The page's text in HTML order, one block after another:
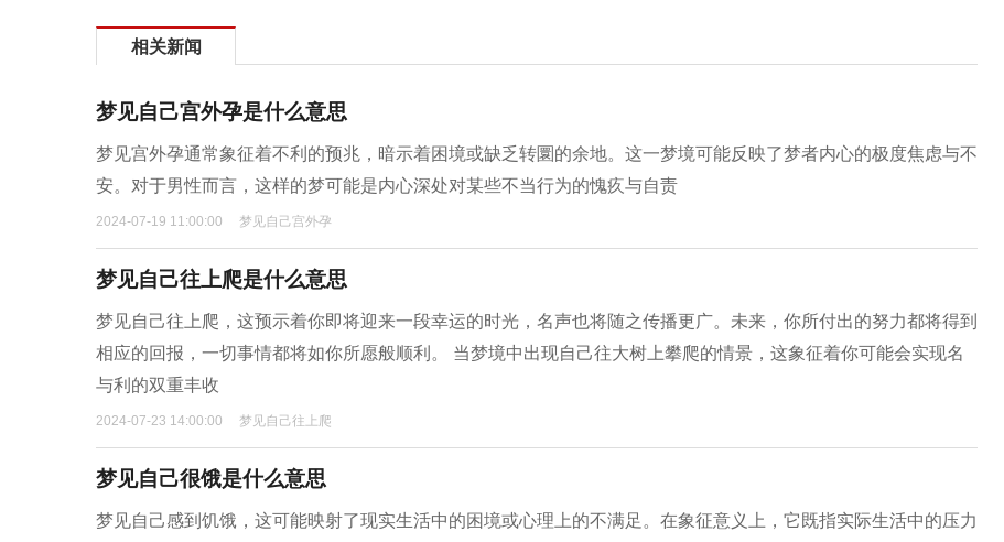
相关新闻
梦见自己宫外孕是什么意思
梦见宫外孕通常象征着不利的预兆，暗示着困境或缺乏转圜的余地。这一梦境可能反映了梦者内心的极度焦虑与不
安。对于男性而言，这样的梦可能是内心深处对某些不当行为的愧疚与自责
2024-07-19 11:00:00 梦见自己宫外孕
梦见自己往上爬是什么意思
梦见自己往上爬，这预示着你即将迎来一段幸运的时光，名声也将随之传播更广。未来，你所付出的努力都将得到
相应的回报，一切事情都将如你所愿般顺利。 当梦境中出现自己往大树上攀爬的情景，这象征着你可能会实现名
与利的双重丰收
2024-07-23 14:00:00 梦见自己往上爬
梦见自己很饿是什么意思
梦见自己感到饥饿，这可能映射了现实生活中的困境或心理上的不满足。在象征意义上，它既指实际生活中的压力